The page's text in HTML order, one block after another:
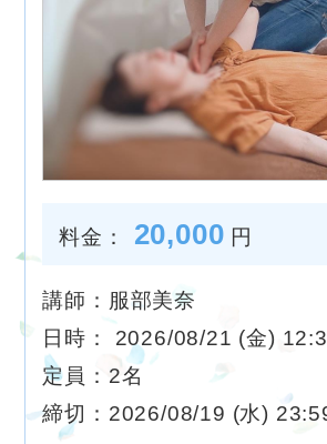
料金： 20,000 円
講師：服部美奈
日時： 2026/08/21 (金)
定員：2名
締切：2026/08/19 (水)